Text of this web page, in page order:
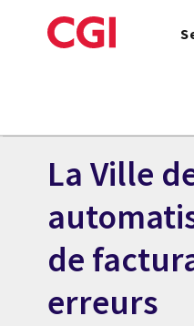
to
La Ville
de
erreurs